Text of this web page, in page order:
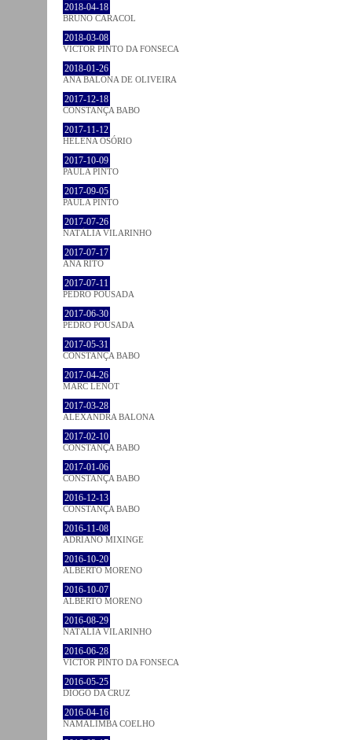
2018-04-18
BRUNO CARACOL
2018-03-08
VICTOR PINTO DA FONSECA
2018-01-26
ANA BALONA DE OLIVEIRA
2017-12-18
CONSTANÇA BABO
2017-11-12
HELENA OSÓRIO
2017-10-09
PAULA PINTO
2017-09-05
PAULA PINTO
2017-07-26
NATÁLIA VILARINHO
2017-07-17
ANA RITO
2017-07-11
PEDRO POUSADA
2017-06-30
PEDRO POUSADA
2017-05-31
CONSTANÇA BABO
2017-04-26
MARC LENOT
2017-03-28
ALEXANDRA BALONA
2017-02-10
CONSTANÇA BABO
2017-01-06
CONSTANÇA BABO
2016-12-13
CONSTANÇA BABO
2016-11-08
ADRIANO MIXINGE
2016-10-20
ALBERTO MORENO
2016-10-07
ALBERTO MORENO
2016-08-29
NATÁLIA VILARINHO
2016-06-28
VICTOR PINTO DA FONSECA
2016-05-25
DIOGO DA CRUZ
2016-04-16
NAMALIMBA COELHO